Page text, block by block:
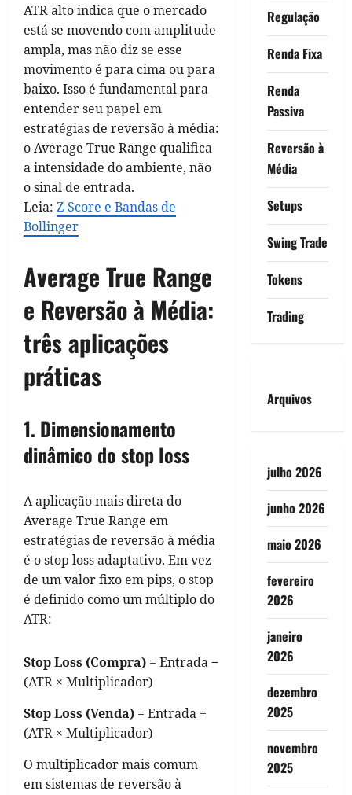
ATR alto indica que o mercado
está se movendo com amplitude
ampla, mas não diz se esse
movimento é para cima ou para
baixo. Isso é fundamental para
entender seu papel em
estratégias de reversão à média:
o Average True Range qualifica
a intensidade do ambiente, não
o sinal de entrada.
Leia: Z-Score e Bandas de
Bollinger
Average True Range
e Reversão à Média:
três aplicações
práticas
1. Dimensionamento
dinâmico do stop loss
A aplicação mais direta do
Average True Range em
estratégias de reversão à média
é o stop loss adaptativo. Em vez
de um valor fixo em pips, o stop
é definido como um múltiplo do
ATR:
Stop Loss (Compra) = Entrada −
(ATR × Multiplicador)
Stop Loss (Venda) = Entrada +
(ATR × Multiplicador)
O multiplicador mais comum
em sistemas de reversão à
Regulação
Renda Fixa
Renda
Passiva
Reversão à
Média
Setups
Swing Trade
Tokens
Trading
Arquivos
julho 2026
junho 2026
maio 2026
fevereiro
2026
janeiro
2026
dezembro
2025
novembro
2025